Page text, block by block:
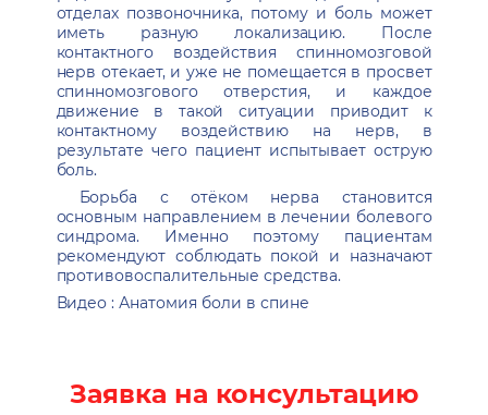
отделах позвоночника, потому и боль может
иметь разную локализацию. После
контактного воздействия спинномозговой
нерв отекает, и уже не помещается в просвет
спинномозгового отверстия, и каждое
движение в такой ситуации приводит к
контактному воздействию на нерв, в
результате чего пациент испытывает острую
боль.
Борьба с отёком нерва становится
основным направлением в лечении болевого
синдрома. Именно поэтому пациентам
рекомендуют соблюдать покой и назначают
противовоспалительные средства.
Видео : Анатомия боли в спине
Заявка на консультацию